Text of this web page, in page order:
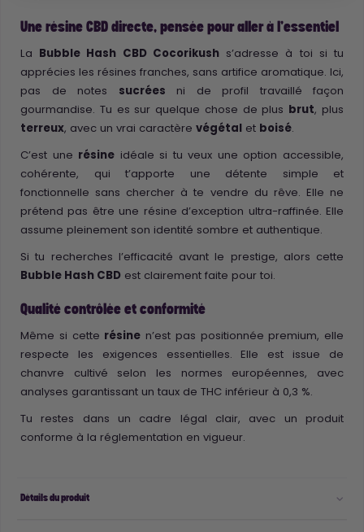
Une résine CBD directe, pensée pour aller à l’essentiel
La Bubble Hash CBD Cocorikushs’adresse à toi si tu
apprécies les résines franches, sans artifice aromatique. Ici,
pas de notes sucrées ni de profil travaillé façon
gourmandise. Tu es sur quelque chose de plus brut, plus
terreux, avec un vrai caractère végétal et boisé.
C’est une résine idéale si tu veux une option accessible,
cohérente, qui t’apporte une détente simple et
fonctionnelle sans chercher à te vendre du rêve. Elle ne
prétend pas être une résine d’exception ultra-raffinée. Elle
assume pleinement son identité sombre et authentique.
Si tu recherches l’efficacité avant le prestige, alors cette
Bubble Hash CBD est clairement faite pour toi.
Qualité contrôlée et conformité
Même si cette résine n’est pas positionnée premium, elle
respecte les exigences essentielles. Elle est issue de
chanvre cultivé selon les normes européennes, avec
analyses garantissant un taux de THC inférieur à 0,3 %.
Tu restes dans un cadre légal clair, avec un produit
conforme à la réglementation en vigueur.
Détails du produit